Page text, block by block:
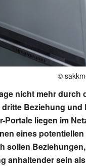
©
nicht mehr durch
Beziehung
Portale liegen im
eines
sollen
anhaltender sein